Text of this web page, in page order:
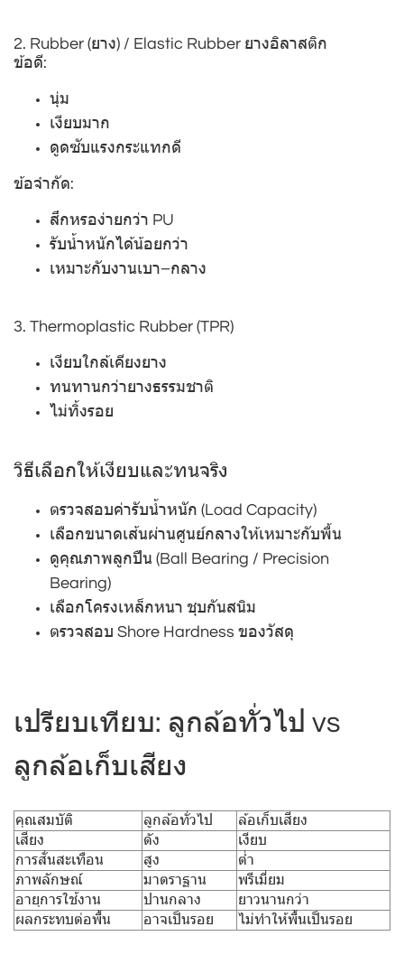
2. Rubber (ยาง) / Elastic Rubber ยางอิลาสติก
ข้อดี:
นุ่ม
เงียบมาก
ดูดซับแรงกระแทกดี
ข้อจำกัด:
สึกหรอง่ายกว่า PU
รับน้ำหนักได้น้อยกว่า
เหมาะกับงานเบา–กลาง
3. Thermoplastic Rubber (TPR)
เงียบใกล้เคียงยาง
ทนทานกว่ายางธรรมชาติ
ไม่ทิ้งรอย
วิธีเลือกให้เงียบและทนจริง
ตรวจสอบค่ารับน้ำหนัก (Load Capacity)
เลือกขนาดเส้นผ่านศูนย์กลางให้เหมาะกับพื้น
ดูคุณภาพลูกปืน (Ball Bearing / Precision
Bearing)
เลือกโครงเหล็กหนา ชุบกันสนิม
ตรวจสอบ Shore Hardness ของวัสดุ
เปรียบเทียบ: ลูกล้อทั่วไป vs
ลูกล้อเก็บเสียง
คุณสมบัติ ลูกล้อทั่วไป
ล้อเก็บเสียง
เสียง
ดัง
เงียบ
การสั่นสะเทือน
สูง
ต่ำ
ภาพลักษณ์
มาตราฐาน
พรีเมี่ยม
อายุการใช้งาน
ปานกลาง
ยาวนานกว่า
ผลกระทบต่อพื้น
อาจเป็นรอย ไม่ทำให้พื้นเป็นรอย